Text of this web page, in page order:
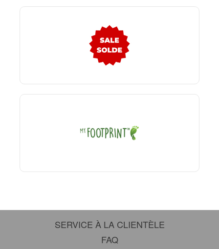
SERVICE À LA CLIENTÈLE
FAQ